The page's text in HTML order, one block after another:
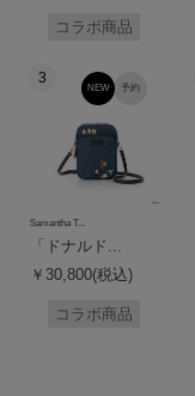
コラボ商品
3
予約
NEW
Samantha T...
「ドナルド...
￥30,800(税込)
コラボ商品